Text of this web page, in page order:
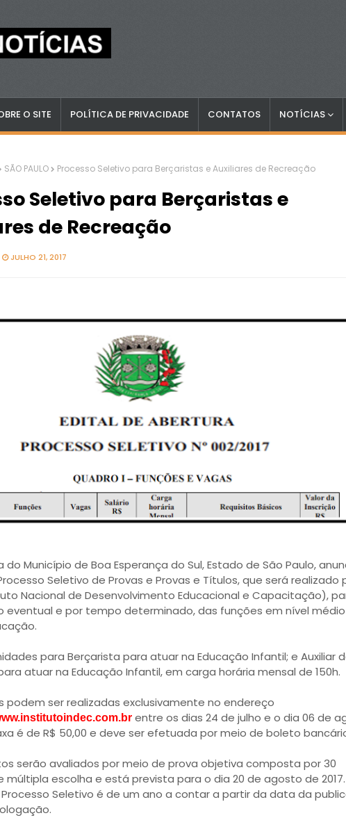
O SITE POLÍTICA DE PRIVACIDADE CONTATOS NOTÍCIAS
SÃO PAULO Processo Seletivo para Berçaristas e Auxiliares de Recreação
Seletivo para Berçaristas e
de Recreação
JULHO 21, 2017
do Município de Boa Esperança do Sul, Estado de São Paulo,
Seletivo de Provas e Provas e Títulos, que será realizado
Nacional de Desenvolvimento Educacional e Capacitação),
e por tempo determinado, das funções em nível
para Berçarista para atuar na Educação Infantil; e Auxiliar
atuar na Educação Infantil, em carga horária mensal de 150h.
podem ser realizadas exclusivamente no endereço
entre os dias 24 de julho e o dia 06 de
é de R$ 50,00 e deve ser efetuada por meio de boleto
serão avaliados por meio de prova objetiva composta por 30
múltipla escolha e está prevista para o dia 20 de agosto de
Seletivo é de um ano a contar a partir da data da